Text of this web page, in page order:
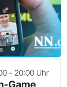
- 20:00 Uhr